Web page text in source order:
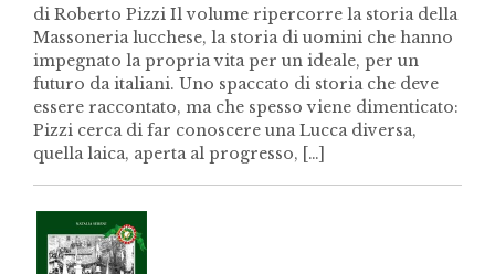
di Roberto Pizzi Il volume ripercorre la storia della
Massoneria lucchese, la storia di uomini che hanno
impegnato la propria vita per un ideale, per un
futuro da italiani. Uno spaccato di storia che deve
essere raccontato, ma che spesso viene dimenticato:
Pizzi cerca di far conoscere una Lucca diversa,
quella laica, aperta al progresso, […]